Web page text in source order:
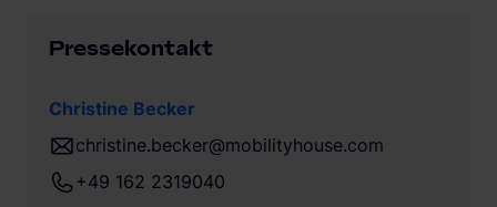
Pressekontakt
Christine Becker
christine.becker@mobilityhouse.com
+49 162 2319040